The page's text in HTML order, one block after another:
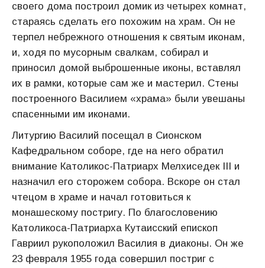
своего дома построил домик из четырех комнат,
стараясь сделать его похожим на храм. Он не
терпел небрежного отношения к святым иконам,
и, ходя по мусорным свалкам, собирал и
приносил домой выброшенные иконы, вставлял
их в рамки, которые сам же и мастерил. Стены
построенного Василием «храма» были увешаны
спасенными им иконами.
Литургию Василий посещал в Сионском
Кафедральном соборе, где на него обратил
внимание Католикос-Патриарх Мелхиседек III и
назначил его сторожем собора. Вскоре он стал
чтецом в храме и начал готовиться к
монашескому постригу. По благословению
Католикоса-Патриарха Кутаисский епископ
Гавриил рукоположил Василия в диаконы. Он же
23 февраля 1955 года совершил постриг с